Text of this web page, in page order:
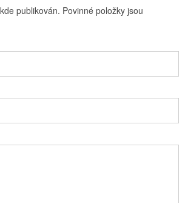
publikován. Povinné položky jsou